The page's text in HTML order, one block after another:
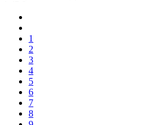
1
2
3
4
5
6
7
8